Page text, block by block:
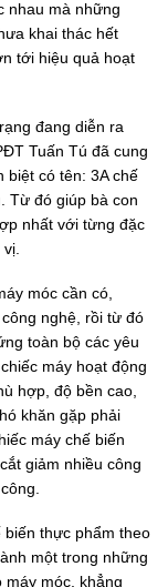
nhau mà những
khai thác hết
tới hiệu quả hoạt
đang diễn ra
Tuấn Tú đã cung
biệt có tên: 3A chế
Từ đó giúp bà con
nhất với từng đặc
móc cần có,
nghệ, rồi từ đó
toàn bộ các yêu
máy hoạt động
hợp, độ bền cao,
khăn gặp phải
máy chế biến
giảm nhiều công
biến thực phẩm theo
một trong những
móc, khẳng